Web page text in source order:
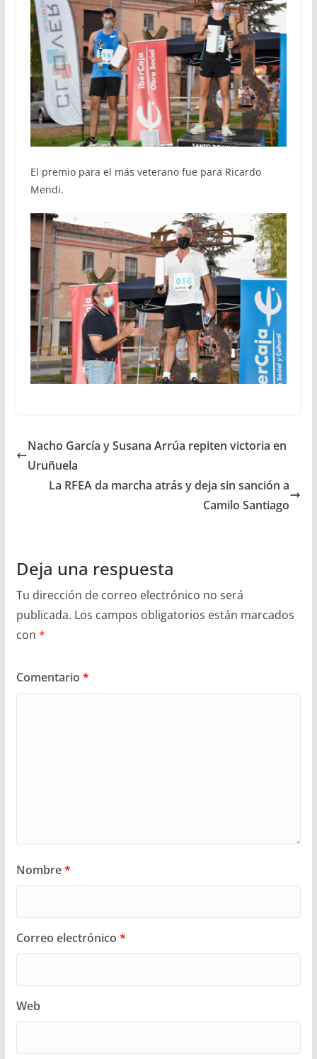
El premio para el más veterano fue para Ricardo
Mendi.
Nacho García y Susana Arrúa repiten victoria en
Uruñuela
La RFEA da marcha atrás y deja sin sanción a
Camilo Santiago
Deja una respuesta
Tu dirección de correo electrónico no será
publicada. Los campos obligatorios están marcados
con *
Comentario *
Nombre*
Correo electrónico *
Web